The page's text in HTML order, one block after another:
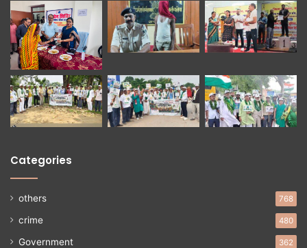
Categories
others 768
crime 480
Government 362